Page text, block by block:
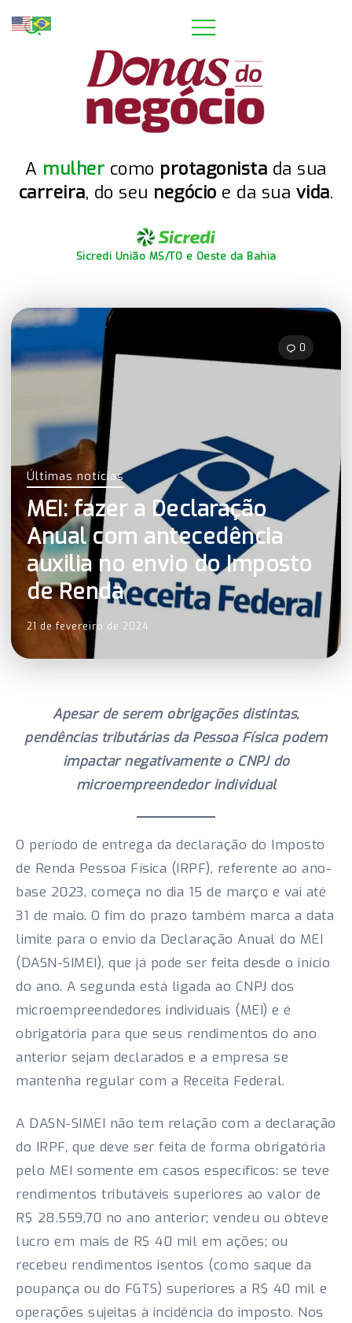
A mulher como protagonista da sua
carreira, do seu negócio e da sua vida.
Sicredi União MS/TO e Oeste da Bahia
Últimas notícias
MEI: fazer a Declaração
Anual com antecedência
auxilia no envio do Imposto
de Renda
21 de fevereiro de 2024
0
Apesar de serem obrigações distintas,
pendências tributárias da Pessoa Física podem
impactar negativamente o CNPJ do
microempreendedor individual
O período de entrega da declaração do Imposto
de Renda Pessoa Física (IRPF), referente ao ano-
base 2023, começa no dia 15 de março e vai até
31 de maio. O fim do prazo também marca a data
limite para o envio da Declaração Anual do MEI
(DASN-SIMEI), que já pode ser feita desde o início
do ano. A segunda está ligada ao CNPJ dos
microempreendedores individuais (MEI) e é
obrigatória para que seus rendimentos do ano
anterior sejam declarados e a empresa se
mantenha regular com a Receita Federal.
A DASN-SIMEI não tem relação com a declaração
do IRPF, que deve ser feita de forma obrigatória
pelo MEI somente em casos específicos: se teve
rendimentos tributáveis superiores ao valor de
R$ 28.559,70 no ano anterior; vendeu ou obteve
lucro em mais de R$ 40 mil em ações; ou
recebeu rendimentos isentos (como saque da
poupança ou do FGTS) superiores a R$ 40 mil e
operações sujeitas à incidência do imposto. Nos